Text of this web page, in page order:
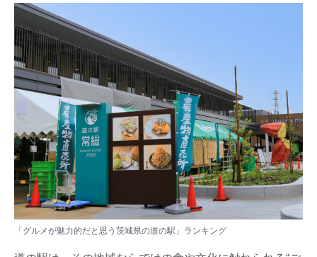
「グルメが魅力的だと思う茨城県の道の駅」ランキング